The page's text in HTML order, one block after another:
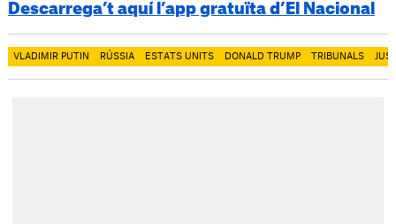
Descarrega’t aquí l’app gratuïta d’El Nacional
VLADIMIR PUTIN RÚSSIA ESTATS UNITS DONALD TRUMP TRIBUNALS